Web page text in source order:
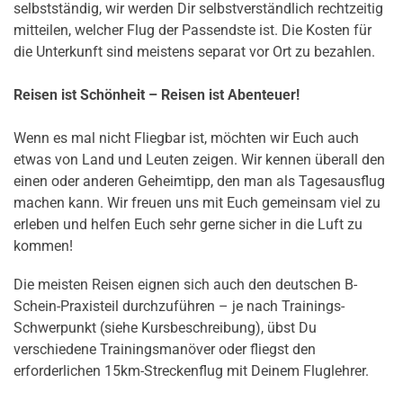
selbstständig, wir werden Dir selbstverständlich rechtzeitig
mitteilen, welcher Flug der Passendste ist. Die Kosten für
die Unterkunft sind meistens separat vor Ort zu bezahlen.
Reisen ist Schönheit – Reisen ist Abenteuer!
Wenn es mal nicht Fliegbar ist, möchten wir Euch auch
etwas von Land und Leuten zeigen. Wir kennen überall den
einen oder anderen Geheimtipp, den man als Tagesausflug
machen kann. Wir freuen uns mit Euch gemeinsam viel zu
erleben und helfen Euch sehr gerne sicher in die Luft zu
kommen!
Die meisten Reisen eignen sich auch den deutschen B-
Schein-Praxisteil durchzuführen – je nach Trainings-
Schwerpunkt (siehe Kursbeschreibung), übst Du
verschiedene Trainingsmanöver oder fliegst den
erforderlichen 15km-Streckenflug mit Deinem Fluglehrer.